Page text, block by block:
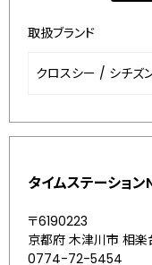
取扱ブランド
クロスシー / シチズ
タイムステーショ
〒6190223
京都府 木津川市 相
0774-72-5454